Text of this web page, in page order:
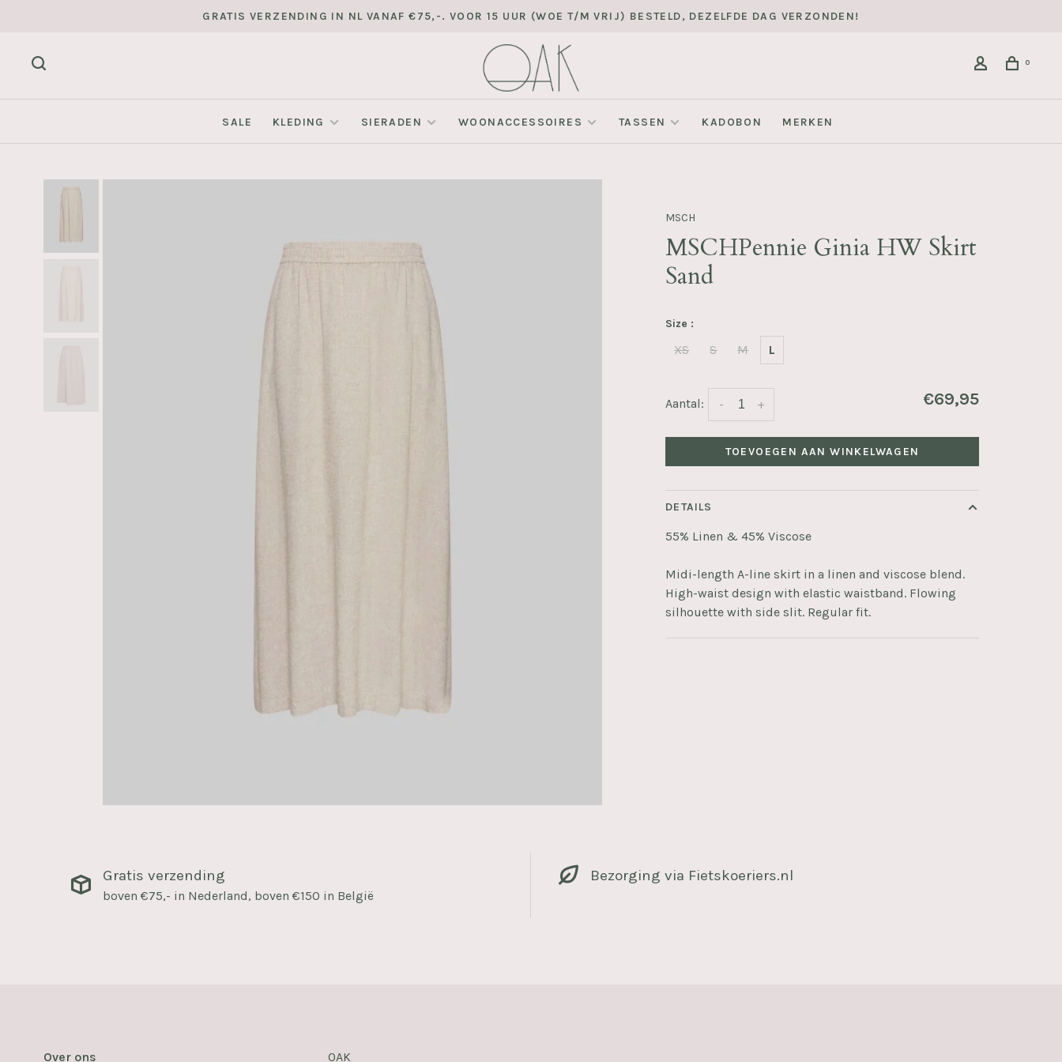
GRATIS VERZENDING IN NL VANAF €75,-. VOOR 15 UUR (WOE T/M VRIJ) BESTELD, DEZELFDE DAG VERZONDEN!
0
SALE KLEDING SIERADEN WOONACCESSOIRES TASSEN KADOBON MERKEN
MSCH
MSCHPennie Ginia HW Skirt
Sand
Size :
XS S M L
Aantal: +
- €69,95
TOEVOEGEN AAN WINKELWAGEN
DETAILS
55% Linen & 45% Viscose
Midi-length A-line skirt in a linen and viscose blend.
High-waist design with elastic waistband. Flowing
silhouette with side slit. Regular fit.
Gratis verzending
boven €75,- in Nederland, boven €150 in België
Bezorging via Fietskoeriers.nl
Over ons OAK